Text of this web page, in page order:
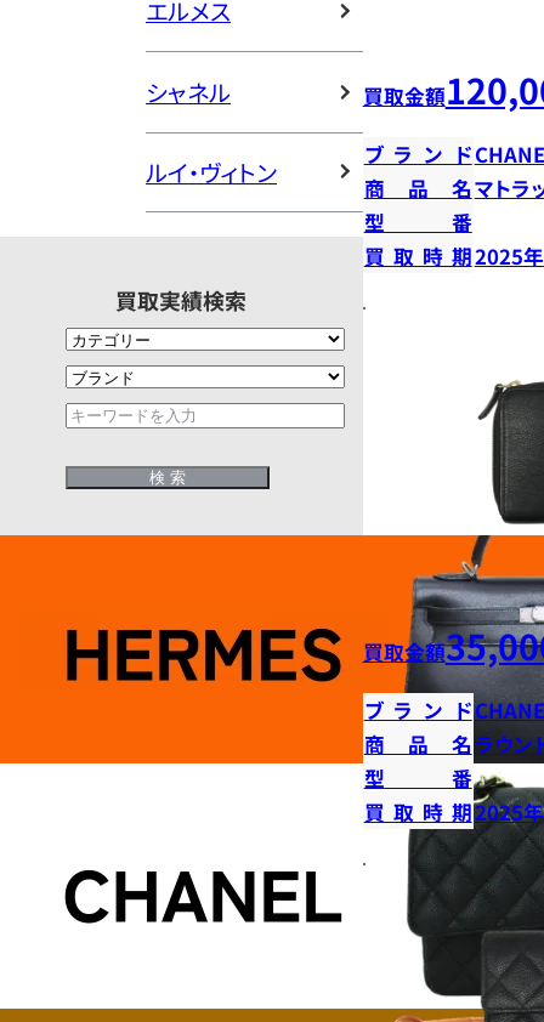
エルメス
シャネル
ルイ・ヴィトン
買取実績検索
買取金額
ブランド
商品名マト
型番
買取時期2025
買取金額
ブランド
商品名 ラウン
型番
買取時期2025